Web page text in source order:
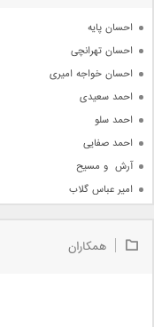
احسان پایه
احسان تهرانچی
احسان خواجه امیری
احمد سعیدی
احمد سلو
احمد صفایی
آرش  و مسیح
امیر عباس گلاب
امیر علی
همکاران